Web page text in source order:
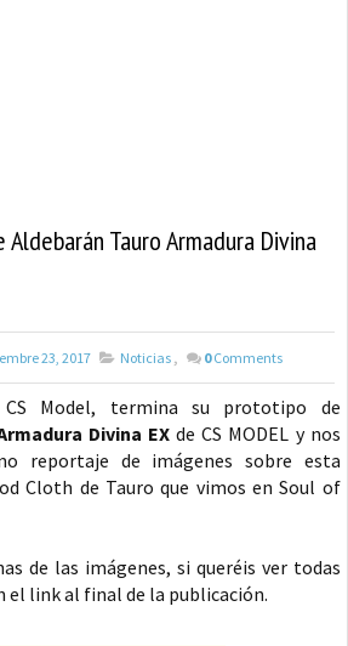
Tauro Armadura Divina
23, 2017 Noticias , 0 Comments
Model, termina su prototipo de
Divina EX de CS MODEL y nos
reportaje de imágenes sobre esta
Cloth de Tauro que vimos en Soul of
de las imágenes, si queréis ver todas
el link al final de la publicación.